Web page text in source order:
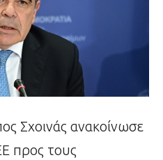
Σχοινάς ανακοίνωσε
προς τους